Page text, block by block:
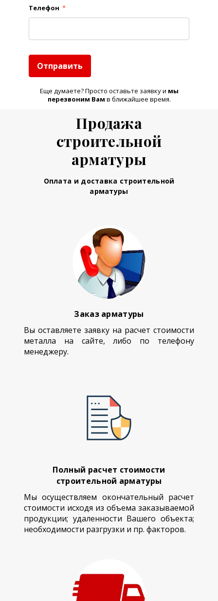
Телефон *
Отправить
Еще думаете? Просто оставьте заявку и мы
перезвоним Вам в ближайшее время.
Продажа
строительной
арматуры
Оплата и доставка строительной
арматуры
Заказ арматуры
Вы оставляете заявку на расчет стоимости
металла на сайте, либо по телефону
менеджеру.
Полный расчет стоимости
строительной арматуры
Мы осуществляем окончательный расчет
стоимости исходя из объема заказываемой
продукции; удаленности Вашего объекта;
необходимости разгрузки и пр. факторов.